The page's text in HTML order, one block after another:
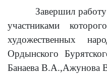
Завершил работу
участниками
художественных
Ордынского
Банаева В.А.,Ажунова